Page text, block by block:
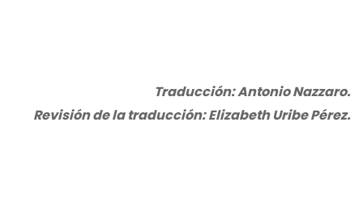
Traducción: Antonio Nazzaro.
Revisión de la traducción: Elizabeth Uribe Pérez.